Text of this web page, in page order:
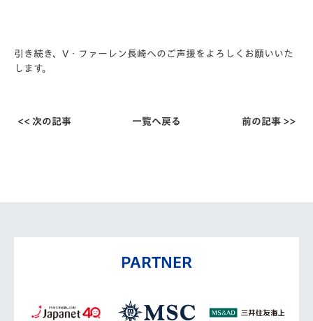
引き続き、V・ファーレン長崎へのご声援をよろしくお願いいた
します。
<< 次の記事 一覧へ戻る 前の記事 >>
PARTNER